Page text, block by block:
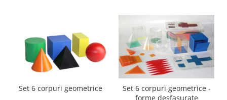
Set 6 corpuri geometrice
Set 6 corpuri geometrice -
forme desfasurate